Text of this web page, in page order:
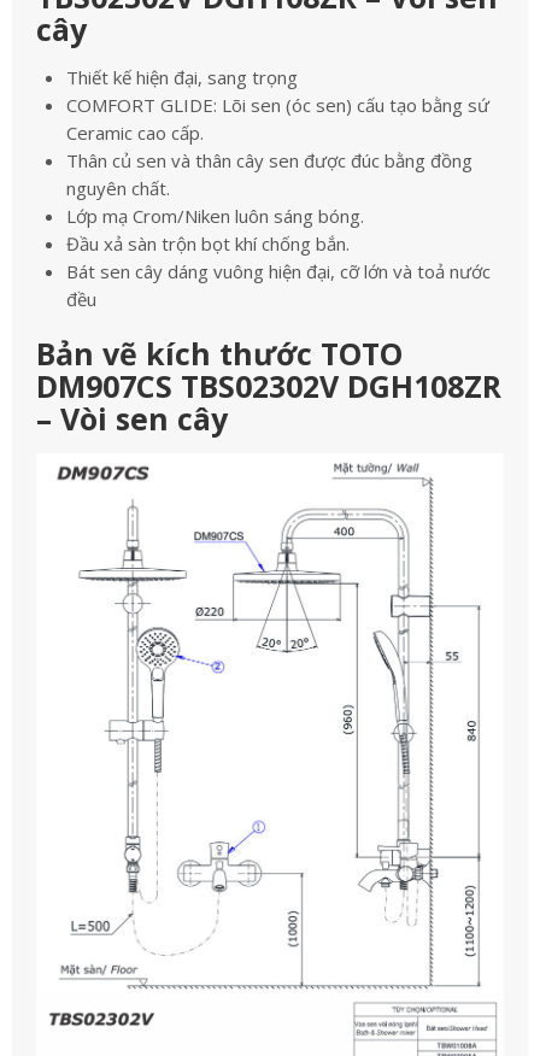
cây
Thiết kế hiện đại, sang trọng
COMFORT GLIDE: Lõi sen (óc sen) cấu tạo bằng sứ
Ceramic cao cấp.
Thân củ sen và thân cây sen được đúc bằng đồng
nguyên chất.
Lớp mạ Crom/Niken luôn sáng bóng.
Đầu xả sàn trộn bọt khí chống bắn.
Bát sen cây dáng vuông hiện đại, cỡ lớn và toả nước
đều
Bản vẽ kích thước TOTO
DM907CS TBS02302V DGH108ZR
– Vòi sen cây